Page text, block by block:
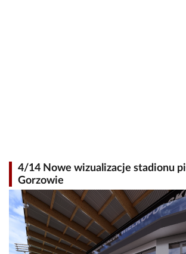
4/14 Nowe wizualizacje stadionu
Gorzowie